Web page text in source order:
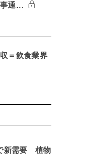
事通…
＝飲食業界
新需要 植物